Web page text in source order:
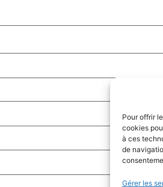
Pour offrir
cookies
à ces
de
Gérer les